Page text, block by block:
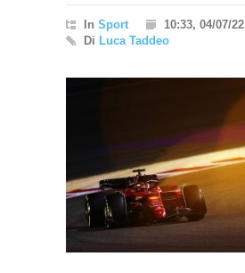
In Sport
10:33, 04/07/22
Di Luca Taddeo